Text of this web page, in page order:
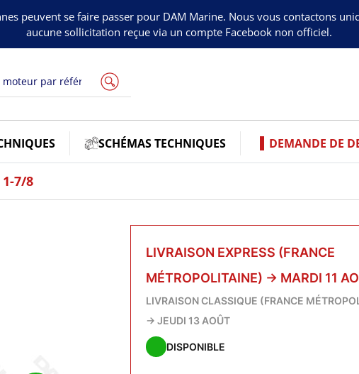
peuvent se faire passer pour DAM Marine. Nous vous contactons
aucune sollicitation reçue via un compte Facebook non officiel.
SCHÉMAS TECHNIQUES DEMANDE DE
1-7/8
LIVRAISON EXPRESS (FRANCE
MÉTROPOLITAINE) → MARDI 11
LIVRAISON CLASSIQUE (FRANCE
→ JEUDI 13 AOÛT
DISPONIBLE